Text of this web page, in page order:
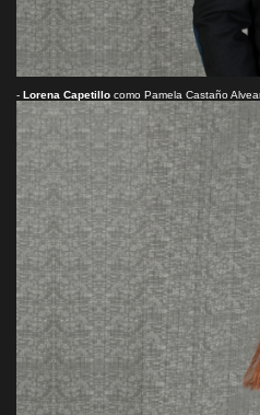
- Lorena Capetillo como Pamela Castaño